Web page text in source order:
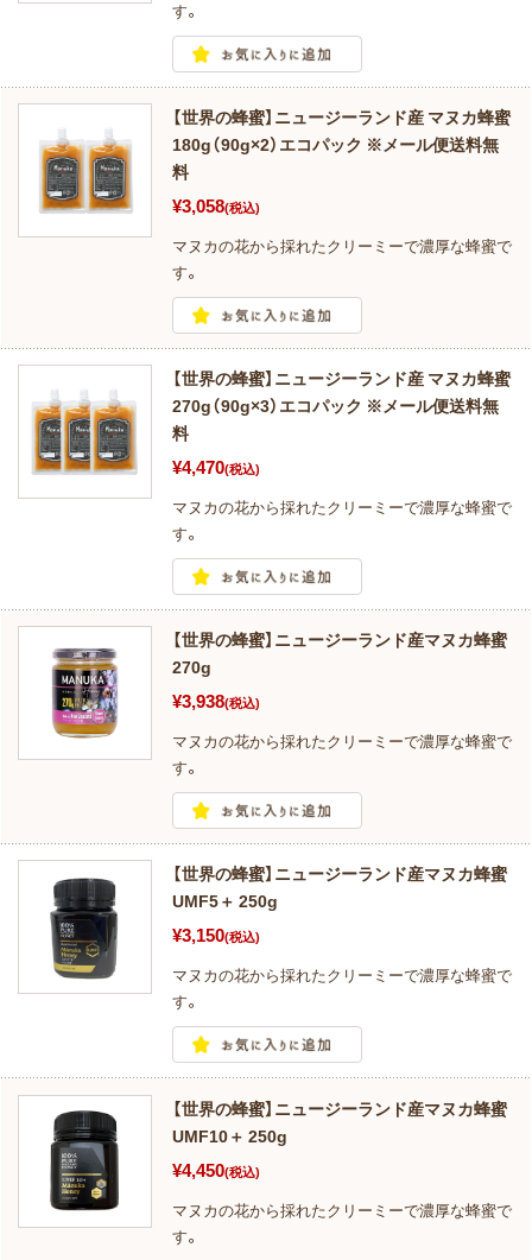
す。
【世界の蜂蜜】ニュージーランド産 マヌカ蜂蜜
180g（90g×2）エコパック ※メール便送料無
料
¥3,058(税込)
マヌカの花から採れたクリーミーで濃厚な蜂蜜で
す。
【世界の蜂蜜】ニュージーランド産 マヌカ蜂蜜
270g（90g×3）エコパック ※メール便送料無
料
¥4,470(税込)
マヌカの花から採れたクリーミーで濃厚な蜂蜜で
す。
【世界の蜂蜜】ニュージーランド産マヌカ蜂蜜
270g
¥3,938(税込)
マヌカの花から採れたクリーミーで濃厚な蜂蜜で
す。
【世界の蜂蜜】ニュージーランド産マヌカ蜂蜜
UMF5＋ 250g
¥3,150(税込)
マヌカの花から採れたクリーミーで濃厚な蜂蜜で
す。
【世界の蜂蜜】ニュージーランド産マヌカ蜂蜜
UMF10＋ 250g
¥4,450(税込)
マヌカの花から採れたクリーミーで濃厚な蜂蜜で
す。